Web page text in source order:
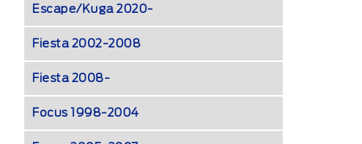
Escape/Kuga 2020-
Fiesta 2002-2008
Fiesta 2008-
Focus 1998-2004